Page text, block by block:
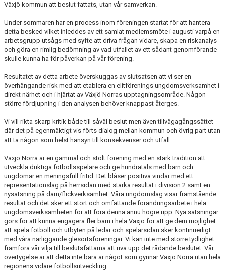
Växjö kommun att beslut fattats, utan vår samverkan.
Under sommaren har en process inom föreningen startat för att hantera
detta besked vilket inleddes av ett samlat medlemsmöte i augusti varpå en
arbetsgrupp utsågs med syfte att driva frågan vidare, skapa en riskanalys
och göra en rimlig bedömning av vad utfallet av ett sådant genomförande
skulle kunna ha för påverkan på vår förening.
Resultatet av detta arbete överskuggas av slutsatsen att vi ser en
överhängande risk med att etablera en elitförenings ungdomsverksamhet i
direkt närhet och i hjärtat av Växjö Norras upptagningsområde. Någon
större fördjupning i den analysen behöver knappast återges.
Vi vill rikta skarp kritik både till såväl beslut men även tillvägagångssättet
där det på egenmäktigt vis förts dialog mellan kommun och övrig part utan
att ta någon som helst hänsyn till konsekvenser och utfall.
Växjö Norra är en gammal och stolt förening med en stark tradition att
utveckla duktiga fotbollsspelare och ge hundratals med barn och
ungdomar en meningsfull fritid. Det blåser positiva vindar med ett
representationslag på herrsidan med starka resultat i division 2 samt en
nysatsning på dam/flickverksamhet. Våra ungdomslag visar framstående
resultat och det sker ett stort och omfattande förändringsarbete i hela
ungdomsverksamheten för att föra denna ännu högre upp. Nya satsningar
görs för att kunna engagera fler barn i hela Växjö för att ge dem möjlighet
att spela fotboll och utbyten på ledar och spelarsidan sker kontinuerligt
med våra närliggande glesortsföreningar. Vi kan inte med större tydlighet
framföra vår vilja till beslutsfattarna att riva upp det rådande beslutet. Vår
övertygelse är att detta inte bara är något som gynnar Växjö Norra utan hela
regionens vidare fotbollsutveckling.